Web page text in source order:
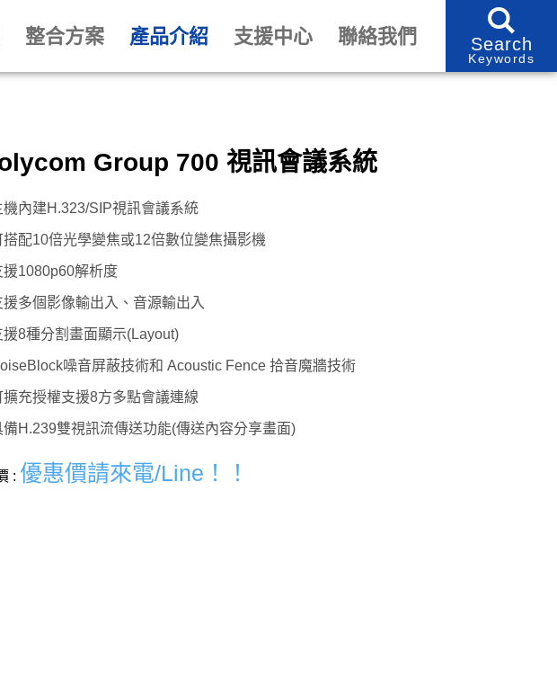
整合方案 產品介紹 支援中心 聯絡我們 Search
Keywords
Group 700 視訊會議系統
機內建H.323/SIP視訊會議系統
搭配10倍光學變焦或12倍數位變焦攝影機
援1080p60解析度
援多個影像輸出入、音源輸出入
援8種分割畫面顯示(Layout)
噪音屏蔽技術和 Acoustic Fence 拾音魔牆技術
擴充授權支援8方多點會議連線
備H.239雙視訊流傳送功能(傳送內容分享畫面)
: 優惠價請來電/Line！！